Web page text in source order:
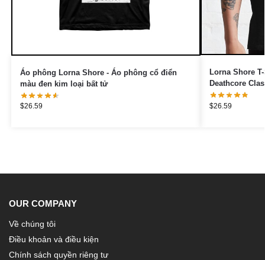
Áo phông Lorna Shore - Áo phông cổ điển
màu đen kim loại bất tử
$26.59
Lorna Shore
Deathcore
$26.59
OUR COMPANY
Về chúng tôi
Điều khoản và điều kiện
Chính sách quyền riêng tư